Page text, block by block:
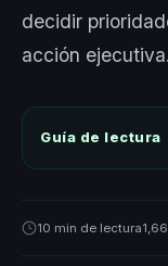
decidir
acción ejecutiva.
Guía de lectura
10 min de lectura